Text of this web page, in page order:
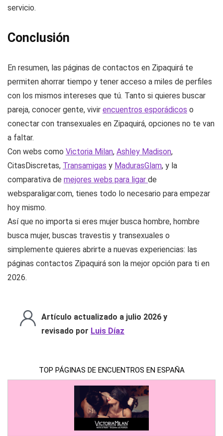
servicio.
Conclusión
En resumen, las páginas de contactos en Zipaquirá te
permiten ahorrar tiempo y tener acceso a miles de perfiles
con los mismos intereses que tú. Tanto si quieres buscar
pareja, conocer gente, vivir encuentros esporádicos o
conectar con transexuales en Zipaquirá, opciones no te van
a faltar.
Con webs como Victoria Milan, Ashley Madison,
CitasDiscretas, Transamigas y MadurasGlam, y la
comparativa de mejores webs para ligar de
websparaligar.com, tienes todo lo necesario para empezar
hoy mismo.
Así que no importa si eres mujer busca hombre, hombre
busca mujer, buscas travestis y transexuales o
simplemente quieres abrirte a nuevas experiencias: las
páginas contactos Zipaquirá son la mejor opción para ti en
2026.
Artículo actualizado a julio 2026 y
revisado por Luis Díaz
TOP PÁGINAS DE ENCUENTROS EN ESPAÑA